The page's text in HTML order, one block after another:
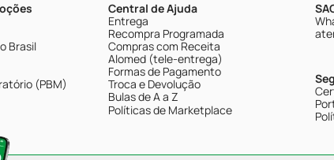
Brasil
(PBM)
Central de Ajuda
Entrega
Recompra Programada
Compras com Receita
Alomed (tele-entrega)
Formas de Pagamento
Troca e Devolução
Bulas de A a Z
Políticas de Marketplace